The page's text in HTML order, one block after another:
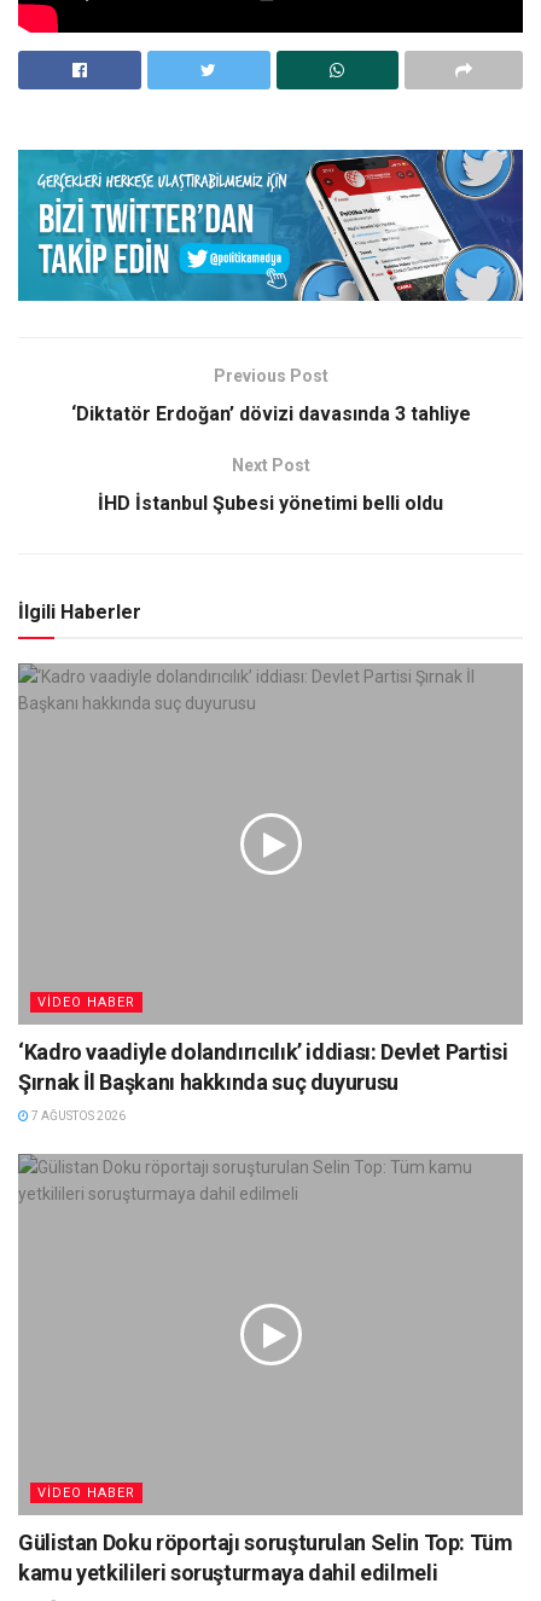
Previous Post
‘Diktatör Erdoğan’ dövizi davasında 3 tahliye
Next Post
İHD İstanbul Şubesi yönetimi belli oldu
İlgili Haberler
VIDEO HABER
‘Kadro vaadiyle dolandırıcılık’ iddiası: Devlet Partisi
Şırnak İl Başkanı hakkında suç duyurusu
7 AĞUSTOS 2026
VIDEO HABER
Gülistan Doku röportajı soruşturulan Selin Top: Tüm
kamu yetkilileri soruşturmaya dahil edilmeli